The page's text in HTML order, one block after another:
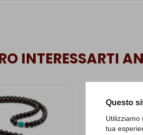
Questo
Utilizziamo
tua
INTERESSARTI